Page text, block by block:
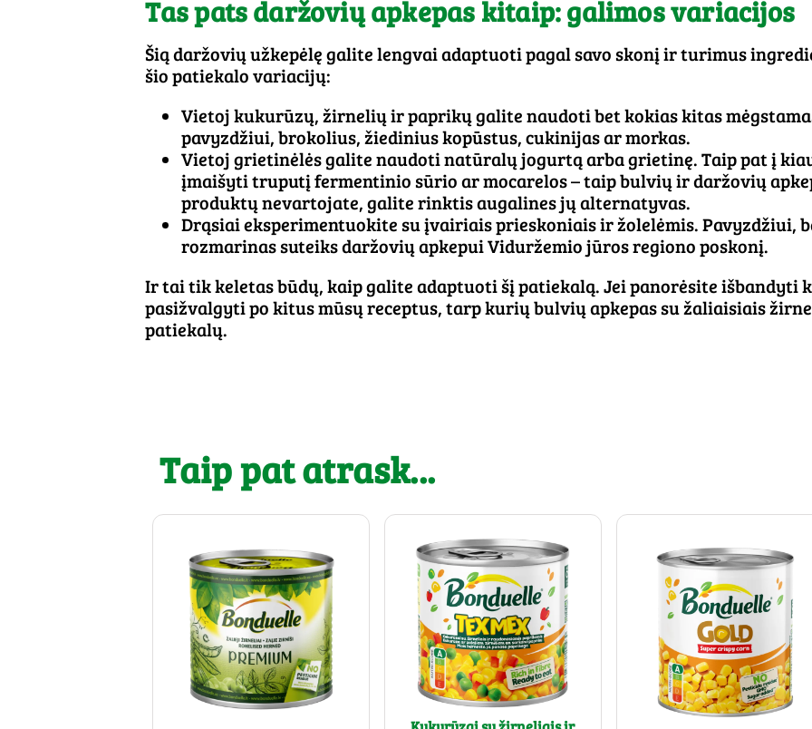
Tas pats daržovių apkepas kitaip: galimos variacijos
Šią daržovių užkepėlę galite lengvai adaptuoti pagal savo skonį ir turimus
šio patiekalo variacijų:
Vietoj kukurūzų, žirnelių ir paprikų galite naudoti bet kokias kitas
pavyzdžiui, brokolius, žiedinius kopūstus, cukinijas ar morkas.
Vietoj grietinėlės galite naudoti natūralų jogurtą arba grietinę. Taip pat į
įmaišyti truputį fermentinio sūrio ar mocarelos – taip bulvių ir daržovių
produktų nevartojate, galite rinktis augalines jų alternatyvas.
Drąsiai eksperimentuokite su įvairiais prieskoniais ir žolelėmis. Pavyzdžiui,
rozmarinas suteiks daržovių apkepui Viduržemio jūros regiono poskonį.
Ir tai tik keletas būdų, kaip galite adaptuoti šį patiekalą. Jei panorėsite išbandyti
pasižvalgyti po kitus mūsų receptus, tarp kurių bulvių apkepas su žaliaisiais
patiekalų.
Taip pat atrask...